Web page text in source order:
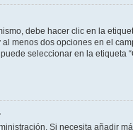
debe hacer clic en la
menos dos opciones en el
seleccionar en la
Si necesita añadir